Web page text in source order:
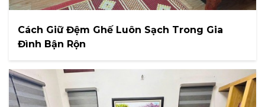
Cách Giữ Đệm Ghế Luôn Sạch Trong Gia
Đình Bận Rộn